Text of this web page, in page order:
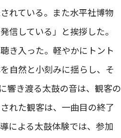
れている。また水平社博物
信している」と挨拶した。
き入った。軽やかにトント
自然と小刻みに揺らし、そ
響き渡る太鼓の音は、観客の
れた観客は、一曲目の終了
による太鼓体験では、参加